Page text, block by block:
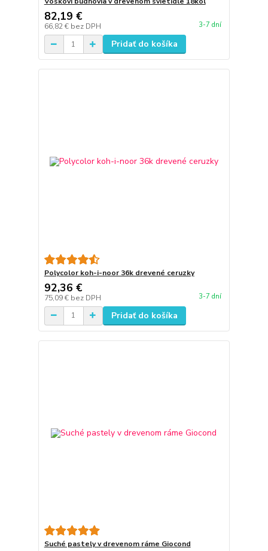
82,19 €
66,82 € bez DPH 3-7 dní
Pridať do košíka
Polycolor koh-i-noor 36k drevené ceruzky
92,36 €
75,09 € bez DPH 3-7 dní
Pridať do košíka
Suché pastely v drevenom ráme Giocond